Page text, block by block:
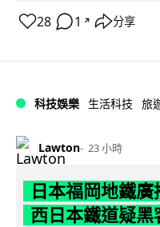
28 1 ↗ 分享
科技娛樂 生活科技 旅
Lawton 23 小時
日本福岡地鐵
西日本鐵道疑黑